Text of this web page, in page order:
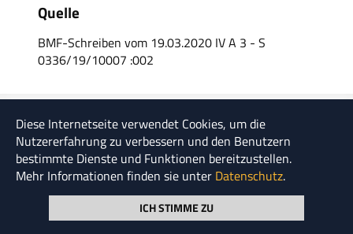
Quelle
BMF-Schreiben vom 19.03.2020 IV A 3 - S
0336/19/10007 :002
Möchten Sie regelmäßig über neue Artikel informiert
werden? Dann registrieren Sie sich für unseren
Newsletter.
Newsletter abonnieren
Diese Internetseite verwendet Cookies, um die
Nutzererfahrung zu verbessern und den Benutzern
bestimmte Dienste und Funktionen bereitzustellen.
Mehr Informationen finden sie unter Datenschutz.
ICH STIMME ZU